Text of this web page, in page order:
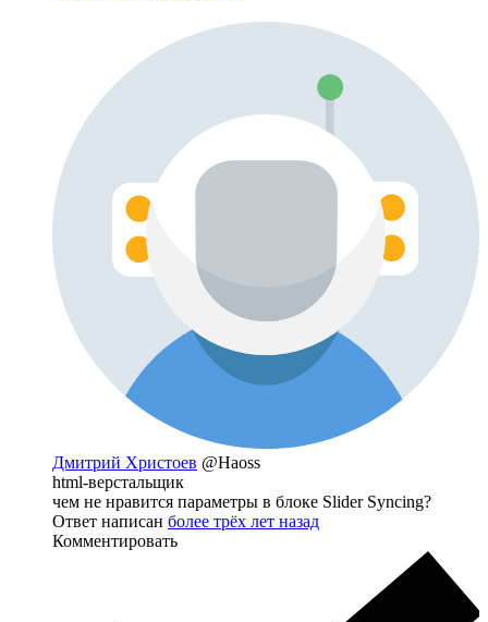
Дмитрий Христоев @Haoss
html-верстальщик
чем не нравится параметры в блоке Slider Syncing?
Ответ написан более трёх лет назад
Комментировать